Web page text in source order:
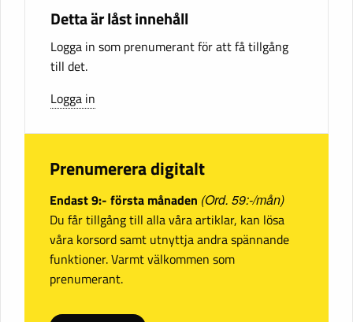
Detta är låst innehåll
Logga in som prenumerant för att få tillgång
till det.
Logga in
Prenumerera digitalt
Endast 9:- första månaden (Ord. 59:-/mån)
Du får tillgång till alla våra artiklar, kan lösa
våra korsord samt utnyttja andra spännande
funktioner. Varmt välkommen som
prenumerant.